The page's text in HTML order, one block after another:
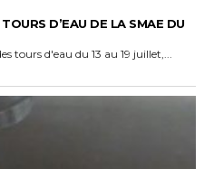
D’EAU DE LA SMAE DU
tours d'eau du 13 au 19 juillet,...